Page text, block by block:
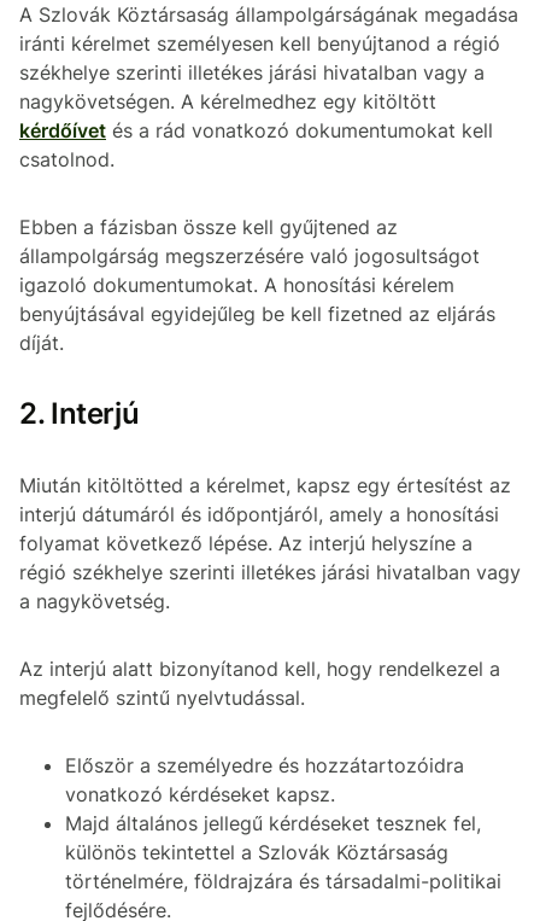
A Szlovák Köztársaság állampolgárságának megadása
iránti kérelmet személyesen kell benyújtanod a régió
székhelye szerinti illetékes járási hivatalban vagy a
nagykövetségen. A kérelmedhez egy kitöltött
kérdőívet és a rád vonatkozó dokumentumokat kell
csatolnod.
Ebben a fázisban össze kell gyűjtened az
állampolgárság megszerzésére való jogosultságot
igazoló dokumentumokat. A honosítási kérelem
benyújtásával egyidejűleg be kell fizetned az eljárás
díját.
2. Interjú
Miután kitöltötted a kérelmet, kapsz egy értesítést az
interjú dátumáról és időpontjáról, amely a honosítási
folyamat következő lépése. Az interjú helyszíne a
régió székhelye szerinti illetékes járási hivatalban vagy
a nagykövetség.
Az interjú alatt bizonyítanod kell, hogy rendelkezel a
megfelelő szintű nyelvtudással.
Először a személyedre és hozzátartozóidra
vonatkozó kérdéseket kapsz.
Majd általános jellegű kérdéseket tesznek fel,
különös tekintettel a Szlovák Köztársaság
történelmére, földrajzára és társadalmi-politikai
fejlődésére.